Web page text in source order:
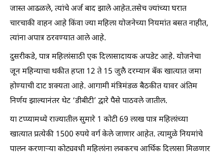
जास्त आढळले, त्यांचे अर्ज बाद झाले आहेत.तसेच ज्यांच्या घरात
चारचाकी वाहन आहे किंवा ज्या महिला योजनेच्या नियमांत बसत नाहीत,
त्यांना अपात्र ठरवण्यात आले आहे.
दुसरीकडे, पात्र महिलांसाठी एक दिलासादायक अपडेट आहे. योजनेचा
जून महिन्याचा थकीत हप्ता 12 ते 15 जुलै दरम्यान बँक खात्यात जमा
होण्याची दाट शक्यता आहे. आगामी मंत्रिमंडळ बैठकीत यावर अंतिम
निर्णय झाल्यानंतर थेट ‘डीबीटी’ द्वारे पैसे पाठवले जातील.
या टप्प्यामध्ये राज्यातील सुमारे 1 कोटी 69 लाख पात्र महिलांच्या
खात्यात प्रत्येकी 1500 रुपये वर्ग केले जाणार आहेत. त्यामुळे नियमांचे
पालन करणाऱ्या कोट्यवधी महिलांना लवकरच आर्थिक दिलासा मिळणार